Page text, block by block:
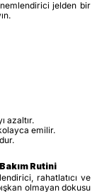
jelden bir
azaltır.
emilir.
Rutini
rahatlatıcı ve
olmayan dokusu